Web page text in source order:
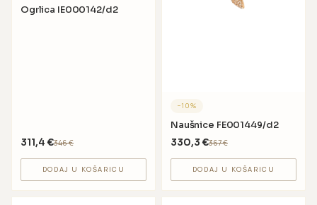
Ogrlica IE000142/d2
311,4 €346€
DODAJ U KOŠARICU
−10%
Naušnice FE001449/d2
330,3 €367€
DODAJ U KOŠARICU